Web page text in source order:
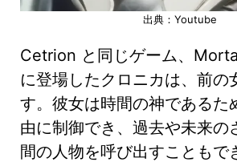
出典：Youtube
Cetrion と同じゲーム、
に登場したクロニカは、前の
す。彼女は時間の神であるた
由に制御でき、過去や未来の
間の人物を呼び出すこともで